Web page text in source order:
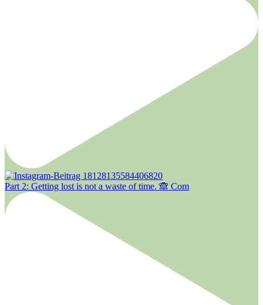
Part 2: Getting lost is not a waste of time. 🙈 Com